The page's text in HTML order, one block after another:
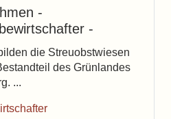
-
-
die Streuobstwiesen
des Grünlandes
...